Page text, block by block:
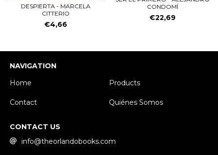
DESPIERTA - MARCELA
CITTERIO
€4,66
CONDOMÍ
€22,69
NAVIGATION
Home
Products
Contact Quiénes Somos
CONTACT US
info@theorlandobooks.com